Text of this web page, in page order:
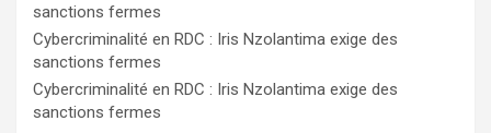
sanctions fermes
Cybercriminalité en RDC : Iris Nzolantima exige des
sanctions fermes
Cybercriminalité en RDC : Iris Nzolantima exige des
sanctions fermes